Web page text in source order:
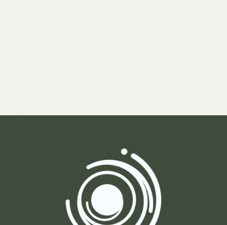
می‌کند. اینجا جایی است که هر قطره سرکه سیب، هر برگ سبزی
تخمیری و هر جرعه نوشیدنی پروبیوتیک، داستانی از عشق به طبیعت و
علاقه به سلامت انسان روایت می‌کند. با زیمو، شما نه تنها محصولی
خریداری می‌کنید، بلکه سبک زندگی‌ای طبیعی و پایدار را انتخاب
می‌کنید که ریشه در فرهنگ اصیل و شاخه در آسمان علم امروز دارد.